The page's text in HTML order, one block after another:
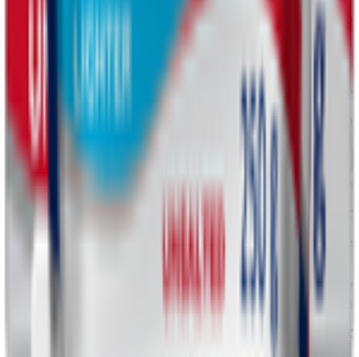
0.500 د.ك
إضافة
Lurpak Unsalted Spread Butter
د.ك
200 gm
Lurpak Soft Unsalted Butter
د.ك
12% OFF
400 gm
Lurpak Soft Unsalted Butter